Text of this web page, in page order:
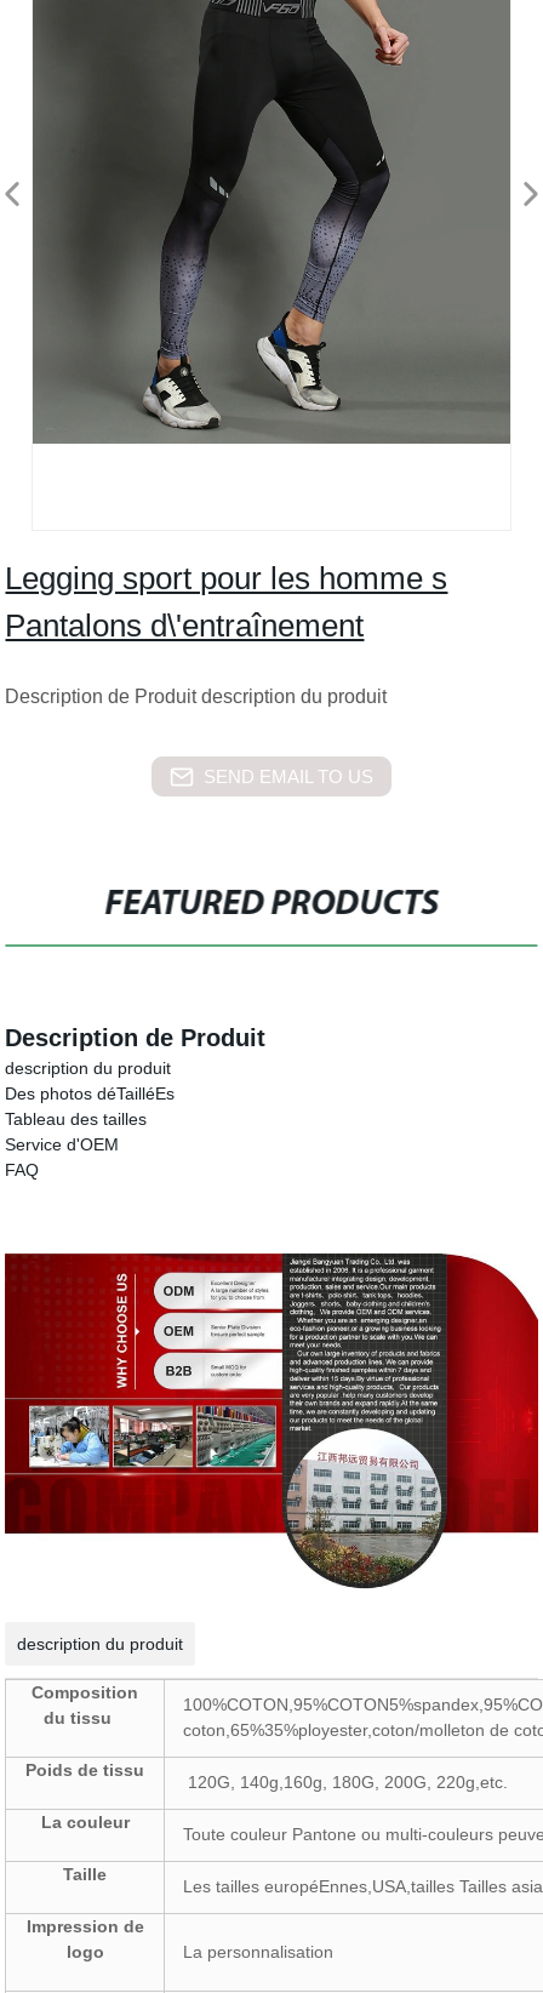
Legging sport pour les homme s
Pantalons d\'entraînement
Description de Produit description du produit
SEND EMAIL TO US
FEATURED PRODUCTS
Description de Produit
description du produit
Des photos déTailléEs
Tableau des tailles
Service d'OEM
FAQ
description du produit
Composition
du tissu
coton,65%35%ployester,coton/molleton de
Poids de tissu
120G, 140g,160g, 180G, 200G, 220g,etc.
La couleur
Toute couleur Pantone ou multi-couleurs
Taille
Les tailles européEnnes,USA,tailles Tailles
Impression de
logo
La personnalisation